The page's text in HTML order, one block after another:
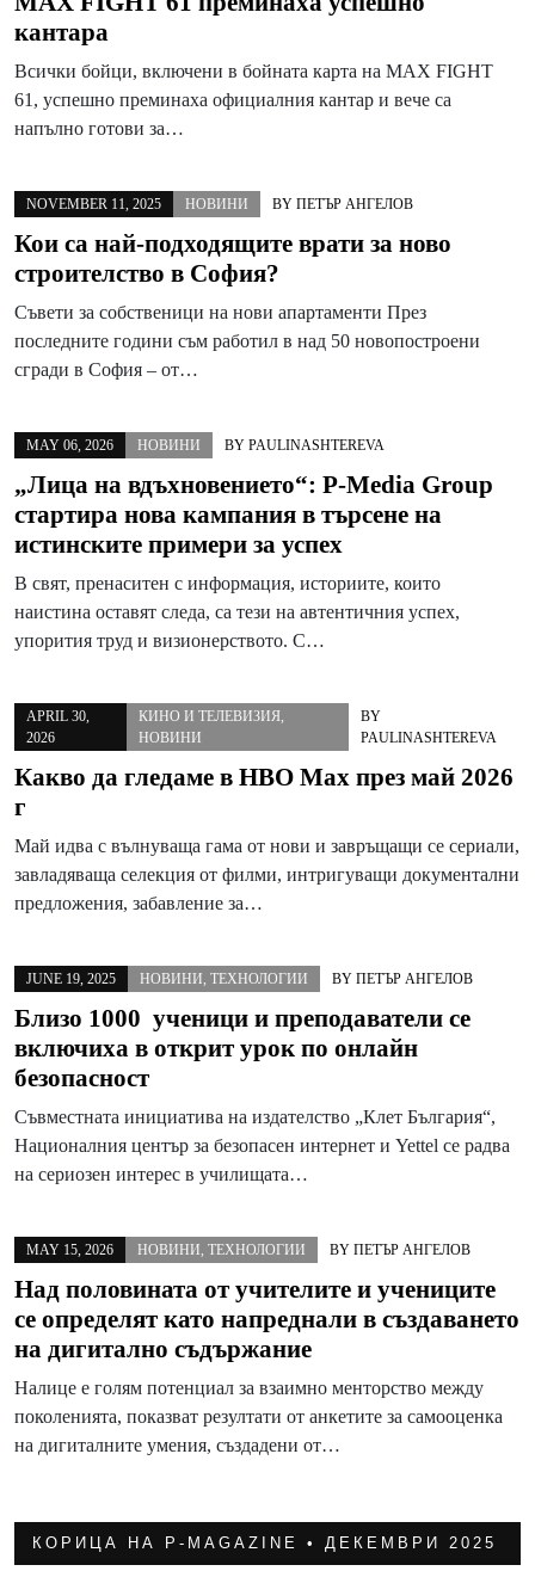
кантара
Всички бойци, включени в бойната карта на MAX FIGHT
61, успешно преминаха официалния кантар и вече са
напълно готови за…
NOVEMBER 11, 2025 НОВИНИ BY ПЕТЪР АНГЕЛОВ
Кои са най-подходящите врати за ново
строителство в София?
Съвети за собственици на нови апартаменти През
последните години съм работил в над 50 новопостроени
сгради в София – от…
MAY 06, 2026 НОВИНИ BY PAULINASHTEREVA
„Лица на вдъхновението“: P-Media Group
стартира нова кампания в търсене на
истинските примери за успех
В свят, пренаситен с информация, историите, които
наистина оставят следа, са тези на автентичния успех,
упорития труд и визионерството. С…
APRIL 30,
2026
КИНО И ТЕЛЕВИЗИЯ
НОВИНИ
BY
PAULINASHTEREVA
Какво да гледаме в HBO Max през май 2026
г
Май идва с вълнуваща гама от нови и завръщащи се сериали,
завладяваща селекция от филми, интригуващи документални
предложения, забавление за…
JUNE 19, 2025 НОВИНИ ТЕХНОЛОГИИ BY ПЕТЪР АНГЕЛОВ
Близо 1000 ученици и преподаватели се
включиха в открит урок по онлайн
безопасност
Съвместната инициатива на издателство „Клет България“,
Националния център за безопасен интернет и Yettel се радва
на сериозен интерес в училищата…
MAY 15, 2026 НОВИНИ ТЕХНОЛОГИИ BY ПЕТЪР АНГЕЛОВ
Над половината от учителите и учениците
се определят като напреднали в създаването
на дигитално съдържание
Налице е голям потенциал за взаимно менторство между
поколенията, показват резултати от анкетите за самооценка
на дигиталните умения, създадени от…
КОРИЦА НА P-MAGAZINE • ДЕКЕМВРИ 2025